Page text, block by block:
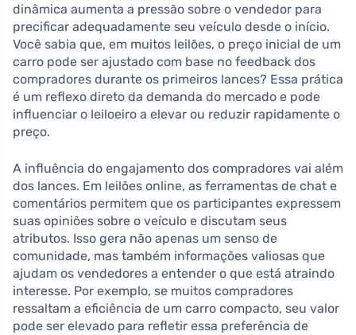
dinâmica aumenta a pressão sobre o vendedor para
precificar adequadamente seu veículo desde o início.
Você sabia que, em muitos leilões, o preço inicial de um
carro pode ser ajustado com base no feedback dos
compradores durante os primeiros lances? Essa prática
é um reflexo direto da demanda do mercado e pode
influenciar o leiloeiro a elevar ou reduzir rapidamente o
preço.
A influência do engajamento dos compradores vai além
dos lances. Em leilões online, as ferramentas de chat e
comentários permitem que os participantes expressem
suas opiniões sobre o veículo e discutam seus
atributos. Isso gera não apenas um senso de
comunidade, mas também informações valiosas que
ajudam os vendedores a entender o que está atraindo
interesse. Por exemplo, se muitos compradores
ressaltam a eficiência de um carro compacto, seu valor
pode ser elevado para refletir essa preferência de